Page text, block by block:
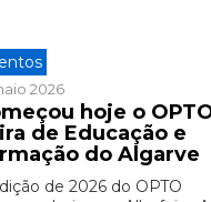
2026
hoje o
de Educação e
do Algarve
de 2026 do OPTO